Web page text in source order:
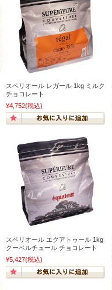
スペリオール レガール 1kg ミルク
チョコレート
¥4,752(税込)
スペリオール エクアトゥール 1kg
クーベルチュール チョコレート
¥5,427(税込)